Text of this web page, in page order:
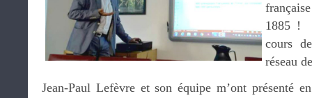
1885 !
cours
réseau
Jean-Paul Lefèvre et son équipe m’ont présenté